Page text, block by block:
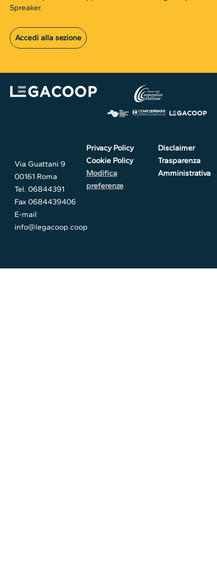
Spreaker.
Accedi alla sezione
Via Guattani 9
00161 Roma
Tel. 06844391
Fax 0684439406
E-mail
info@legacoop.coop
Privacy Policy
Cookie Policy
Modifica
preferenze
Disclaimer
Trasparenza
Amministrativa